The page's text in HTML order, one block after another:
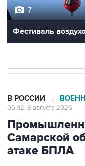
7
Фестиваль
В РОССИИ →
06:42, 8 августа 2026
Самарской
атаке БПЛА